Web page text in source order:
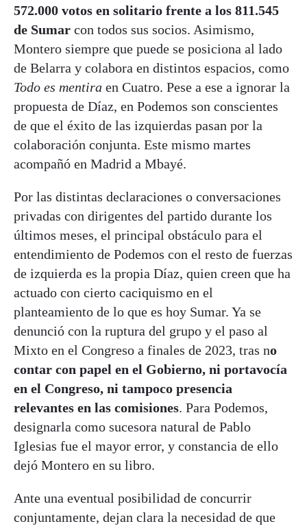
572.000 votos en solitario frente a los 811.545
de Sumar con todos sus socios. Asimismo,
Montero siempre que puede se posiciona al lado
de Belarra y colabora en distintos espacios, como
Todo es mentira en Cuatro. Pese a ese a ignorar la
propuesta de Díaz, en Podemos son conscientes
de que el éxito de las izquierdas pasan por la
colaboración conjunta. Este mismo martes
acompañó en Madrid a Mbayé.
Por las distintas declaraciones o conversaciones
privadas con dirigentes del partido durante los
últimos meses, el principal obstáculo para el
entendimiento de Podemos con el resto de fuerzas
de izquierda es la propia Díaz, quien creen que ha
actuado con cierto caciquismo en el
planteamiento de lo que es hoy Sumar. Ya se
denunció con la ruptura del grupo y el paso al
Mixto en el Congreso a finales de 2023, tras no
contar con papel en el Gobierno, ni portavocía
en el Congreso, ni tampoco presencia
relevantes en las comisiones. Para Podemos,
designarla como sucesora natural de Pablo
Iglesias fue el mayor error, y constancia de ello
dejó Montero en su libro.
Ante una eventual posibilidad de concurrir
conjuntamente, dejan clara la necesidad de que